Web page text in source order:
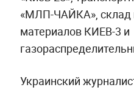
«МЛП-ЧАЙКА», склад
материалов КИЕВ-3 и
Украинский